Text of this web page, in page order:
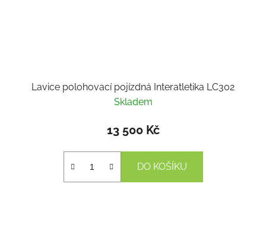
Lavice polohovací pojízdná Interatletika LC302
Skladem
13 500 Kč
DO KOŠÍKU